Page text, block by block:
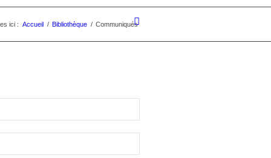
ici : Accueil / Bibliothèque / Communiqués